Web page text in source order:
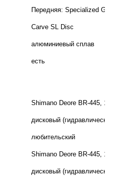
Передняя: Specialized
Carve SL Disc
алюминиевый сплав
есть
Shimano Deore BR-445,
дисковый
любительский
Shimano Deore BR-445,
дисковый